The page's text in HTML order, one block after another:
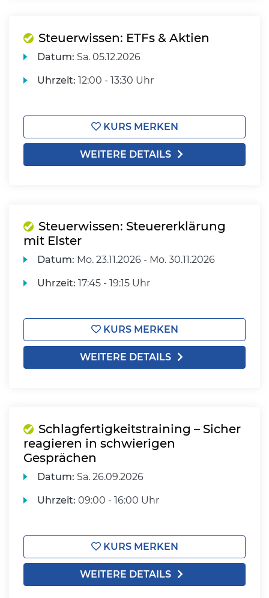
Steuerwissen: ETFs & Aktien
Datum: Sa. 05.12.2026
Uhrzeit: 12:00 - 13:30 Uhr
KURS MERKEN
WEITERE DETAILS
Steuerwissen: Steuererklärung
mit Elster
Datum: Mo. 23.11.2026 - Mo. 30.11.2026
Uhrzeit: 17:45 - 19:15 Uhr
KURS MERKEN
WEITERE DETAILS
Schlagfertigkeitstraining – Sicher
reagieren in schwierigen
Gesprächen
Datum: Sa. 26.09.2026
Uhrzeit: 09:00 - 16:00 Uhr
KURS MERKEN
WEITERE DETAILS